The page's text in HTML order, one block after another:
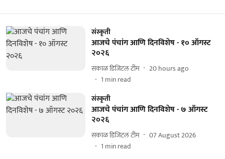
संस्कृती
आजचे पंचांग आणि दिनविशेष - १० ऑगस्ट
२०२६
सकाळ डिजिटल टीम
20 hours ago
1 min read
संस्कृती
आजचे पंचांग आणि दिनविशेष - ७ ऑगस्ट
२०२६
सकाळ डिजिटल टीम
07 August 2026
1 min read